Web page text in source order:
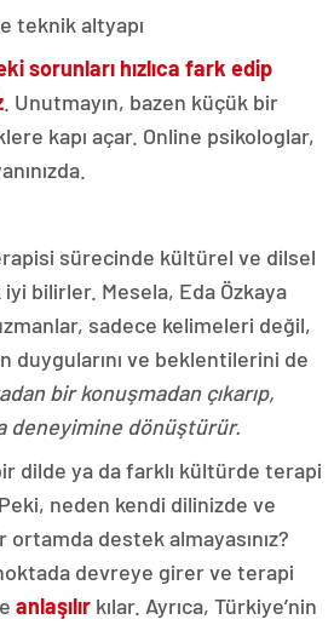
teknik altyapı
sorunları hızlıca fark edip
. Unutmayın, bazen küçük bir
kapı açar. Online psikologlar,
sürecinde kültürel ve dilsel
bilirler. Mesela, Eda Özkaya
sadece kelimeleri değil,
duygularını ve beklentilerini de
bir konuşmadan çıkarıp,
deneyimine dönüştürür.
dilde ya da farklı kültürde terapi
neden kendi dilinizde ve
destek almayasınız?
devreye girer ve terapi
anlaşılır kılar. Ayrıca, Türkiye’nin